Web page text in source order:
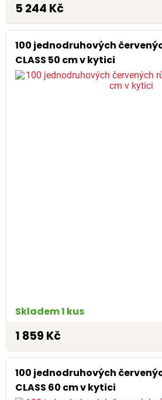
5 244 Kč
100 jednodruhových
CLASS 50 cm v kytici
Skladem 1 kus
1 859 Kč
100 jednodruhových
CLASS 60 cm v kytici